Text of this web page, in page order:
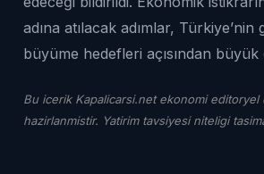
adına atılacak adımlar, Türkiye’nin
büyüme hedefleri açısından büyük
Bu icerik Kapalicarsi.net ekonomi editoryel
hazirlanmistir. Yatirim tavsiyesi niteligi